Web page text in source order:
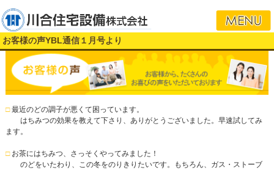
お客様の声YBL通信１月号より
□最近のどの調子が悪くて困っています。
はちみつの効果を教えて下さり、ありがとうございました。早速試してみ
ます。
□お茶にはちみつ、さっそくやってみました！
のどをいたわり、この冬をのりきりたいです。もちろん、ガス・ストーブ